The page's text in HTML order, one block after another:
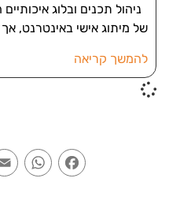
ניהול תכנים ובלוג
של מיתוג אישי באינטרנט,
להמשך קריאה
Facebook